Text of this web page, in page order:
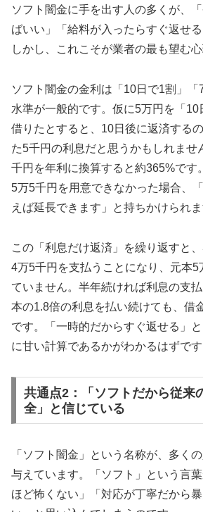
ソフト闇金に手を出す人の多くが、
ばいい」「給料が入ったらすぐ返せる
しかし、これこそが業者の最も望む心
ソフト闇金の金利は「10日で1割」「
水準が一般的です。仮に5万円を「
借りたとすると、10日後に返済する
た5千円の利息だと思うかもしれませ
千円を年利に換算すると約365%です
5万5千円を用意できなかった場合、
えば延長できます」と持ちかけられま
この「利息だけ返済」を繰り返すと
4万5千円を支払うことになり、元本5
ていません。半年続ければ利息の支
本の1.8倍の利息を払い続けても、借
です。「一時的だからすぐ返せる」
に甘い計算であるかがわかるはずです
共通点2：「ソフトだから従来
全」と信じている
「ソフト闇金」という名称が、多く
与えています。「ソフト」という言
ほど怖くない」「対応が丁寧だから